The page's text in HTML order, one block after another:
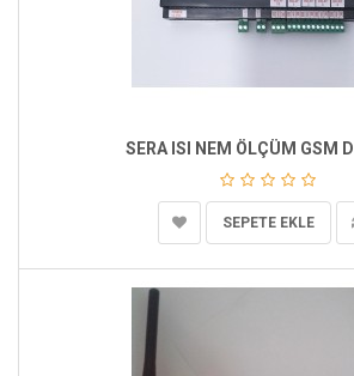
SERA ISI NEM ÖLÇÜM GSM
SEPETE EKLE